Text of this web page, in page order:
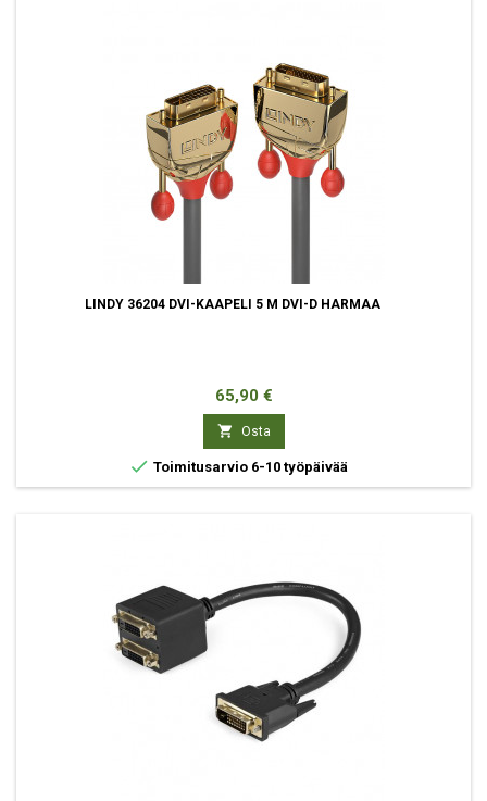
LINDY 36204 DVI-KAAPELI 5 M DVI-D HARMAA
Hinta
65,90 €
 Osta
 Toimitusarvio 6-10 työpäivää